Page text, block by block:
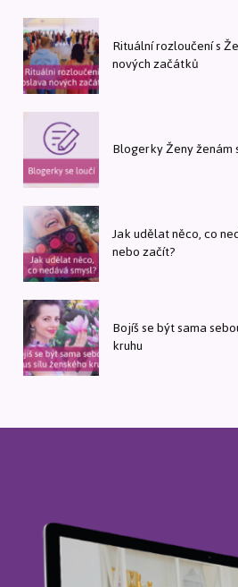
Rituální rozloučení s
nových začátků
Blogerky Ženy ženám
Jak udělat něco, co
nebo začít?
Bojíš se být sama
kruhu